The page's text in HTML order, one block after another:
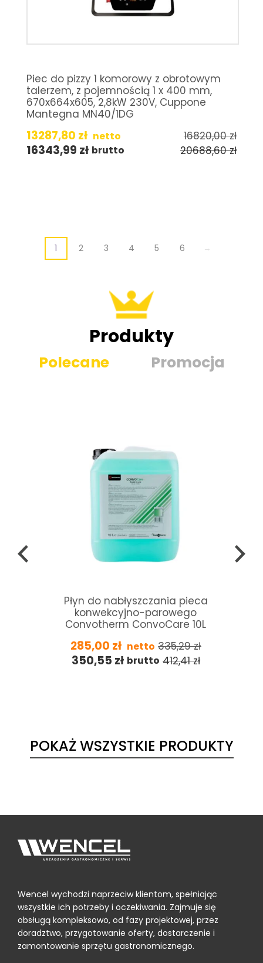
Piec do pizzy 1 komorowy z obrotowym
talerzem, z pojemnością 1 x 400 mm,
670x664x605, 2,8kW 230V, Cuppone
Mantegna MN40/1DG
13287,80 zł netto 16820,00zł
16343,99 zł brutto 20688,60zł
1 2 3 4 5 6 →
Produkty
Polecane Promocja
Płyn do nabłyszczania pieca
konwekcyjno-parowego
Convotherm ConvoCare 10L
285,00 zł netto 335,29zł
350,55 zł brutto 412,41zł
POKAŻ WSZYSTKIE PRODUKTY
Wencel wychodzi naprzeciw klientom, spełniając
wszystkie ich potrzeby i oczekiwania. Zajmuje się
obsługą kompleksowo, od fazy projektowej, przez
doradztwo, przygotowanie oferty, dostarczenie i
zamontowanie sprzętu gastronomicznego.